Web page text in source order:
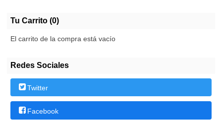
Tu Carrito (0)
El carrito de la compra está vacío
Redes Sociales
Twitter
Facebook